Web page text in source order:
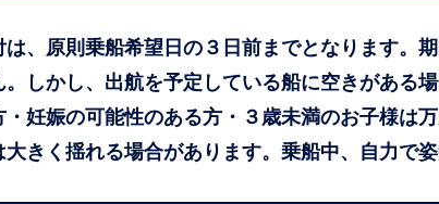
は、原則乗船希望日の３日前までとなります。
。しかし、出航を予定している船に空きがある
・妊娠の可能性のある方・３歳未満のお子様は
大きく揺れる場合があります。乗船中、自力で